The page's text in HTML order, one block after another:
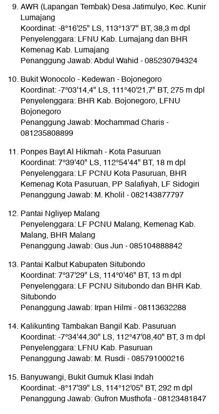
AWR (Lapangan Tembak) Desa Jatimulyo, Kec. Kunir
Lumajang
Koordinat: -8°16'25" LS, 113°13'7" BT, 38,3 m dpl
Penyelenggara: LFNU Kab. Lumajang dan BHR
Kemenag Kab. Lumajang
Penanggung Jawab: Abdul Wahid - 085230794324
Bukit Wonocolo - Kedewan - Bojonegoro
Koordinat: -7°03'14,4" LS, 111°40'21,7" BT, 275 m dpl
Penyelenggara: BHR Kab. Bojonegoro, LFNU
Bojonegoro
Penanggung Jawab: Mochammad Charis -
081235808899
Ponpes Bayt Al Hikmah - Kota Pasuruan
Koordinat: 7°39'40" LS, 112°54'44" BT, 18 m dpl
Penyelenggara: LF PCNU Kota Pasuruan, BHR
Kemenag Kota Pasuruan, PP Salafiyah, LF Sidogiri
Penanggung Jawab: M. Kholil - 082143877797
Pantai Ngliyep Malang
Penyelenggara: LF PCNU Malang, Kemenag Kab.
Malang, BHR Malang
Penanggung Jawab: Gus Jun - 085104888842
Pantai Kalbut Kabupaten Situbondo
Koordinat: 7°37'29" LS, 114°0'46" BT, 13 m dpl
Penyelenggara: LF PCNU Situbondo dan BHR Kab.
Situbondo
Penanggung Jawab: Irpan Hilmi - 08113632288
Kalikunting Tambakan Bangil Kab. Pasuruan
Koordinat: -7°34'44,30" LS, 112°47'08,40" BT, 3 m dpl
Penyelenggara: LFNU Kab. Pasuruan
Penanggung Jawab: M. Rusdi - 085791000216
Banyuwangi, Bukit Gumuk Klasi Indah
Koordinat: -8°17'39" LS, 114°12'05" BT, 292 m dpl
Penanggung Jawab: Gufron Musthofa - 08123481847